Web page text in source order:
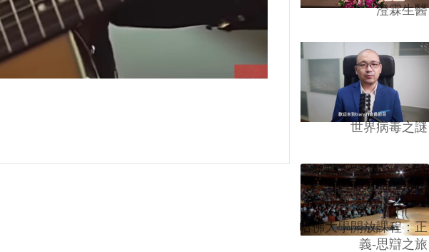
澄霖生醫
世界病毒之謎
哈佛大學開放課程：正
義-思辯之旅